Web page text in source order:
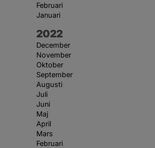
Februari
Januari
År:
2022
December
November
Oktober
September
Augusti
Juli
Juni
Maj
April
Mars
Februari